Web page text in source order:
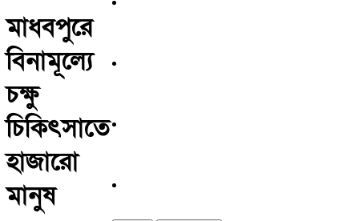
মাধবপুরে
বিনামূল্যে
চক্ষু
চিকিৎসাতে
হাজারো
মানুষ